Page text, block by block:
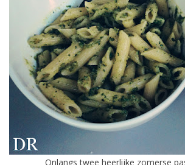
Onlangs twee heerlijke zomerse